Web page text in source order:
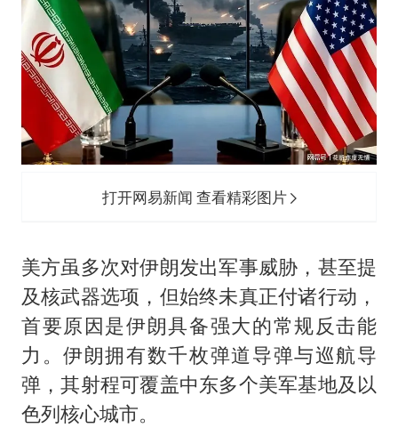
打开网易新闻 查看精彩图片
美方虽多次对伊朗发出军事威胁，甚至提
及核武器选项，但始终未真正付诸行动，
首要原因是伊朗具备强大的常规反击能
力。伊朗拥有数千枚弹道导弹与巡航导
弹，其射程可覆盖中东多个美军基地及以
色列核心城市。